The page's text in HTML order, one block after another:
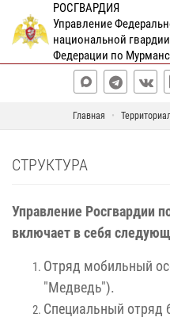
РОСГВАРДИЯ
Управление
национальной
Федерации по
Главная
СТРУКТУРА
Управление Росгвардии
включает в себя
Отряд мобильный
"Медведь").
Специальный отряд